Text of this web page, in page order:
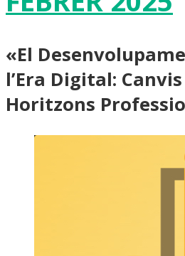
«El
l’Era Digital:
Horitzons